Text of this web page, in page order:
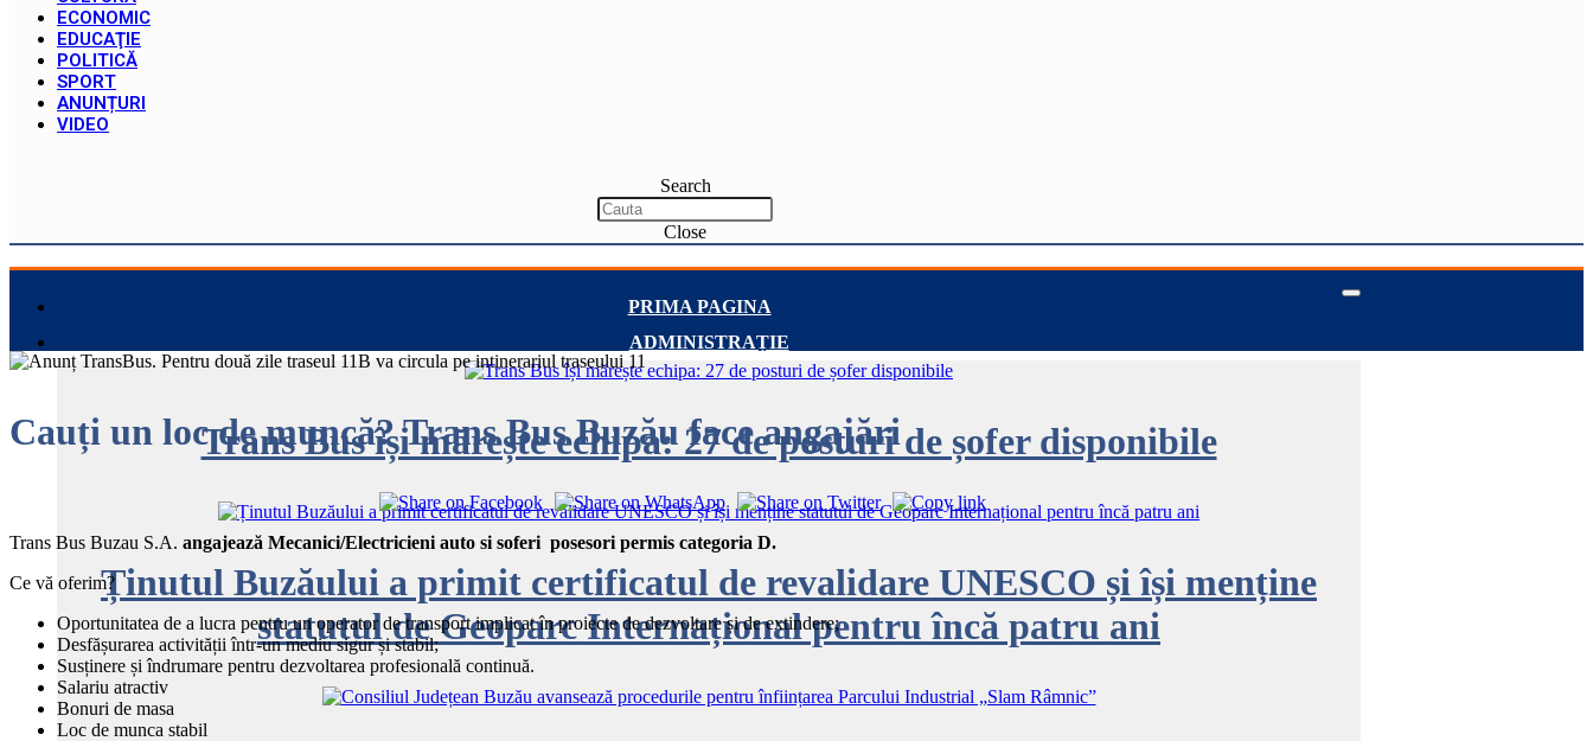
ECONOMIC
EDUCAŢIE
POLITICĂ
SPORT
ANUNȚURI
VIDEO
Search
Close
PRIMA PAGINA
ADMINISTRAȚIE
Trans Bus își mărește echipa: 27 de posturi de șofer disponibile
Ținutul Buzăului a primit certificatul de revalidare UNESCO și își menține
statutul de Geoparc Internațional pentru încă patru ani
Cauți un loc de muncă? Trans Bus Buzău face angajări
Trans Bus Buzau S.A. angajează Mecanici/Electricieni auto si soferi posesori permis categoria D.
Ce vă oferim?
Oportunitatea de a lucra pentru un operator de transport implicat în proiecte de dezvoltare și de extindere;
Desfășurarea activității într-un mediu sigur și stabil;
Susținere și îndrumare pentru dezvoltarea profesională continuă.
Salariu atractiv
Bonuri de masa
Loc de munca stabil